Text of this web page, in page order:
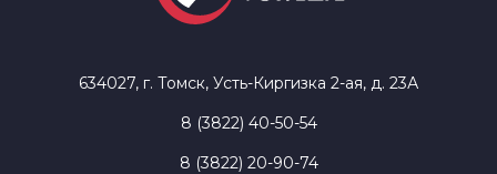
634027, г. Томск, Усть-Киргизка 2-ая, д. 23А
8 (3822) 40-50-54
8 (3822) 20-90-74